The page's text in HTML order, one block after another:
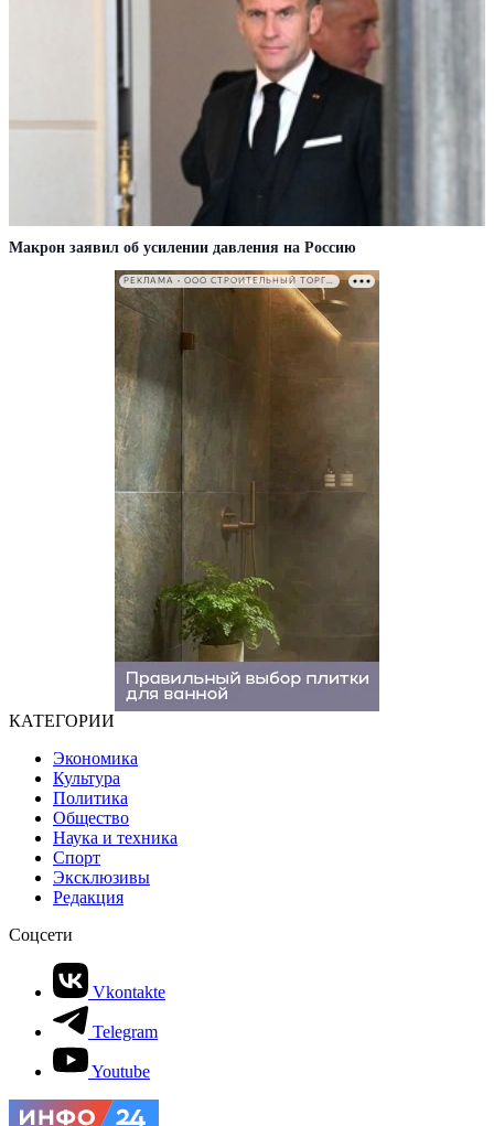
Макрон заявил об усилении давления на Россию
РЕКЛАМА • ООО СТРОИТЕЛЬНЫЙ ТОРГОВЫЙ ДОМ «ПЕТРОВИЧ». ИНН: 7802348846
КАТЕГОРИИ
Экономика
Культура
Политика
Общество
Наука и техника
Спорт
Эксклюзивы
Редакция
Соцсети
Vkontakte
Telegram
Youtube